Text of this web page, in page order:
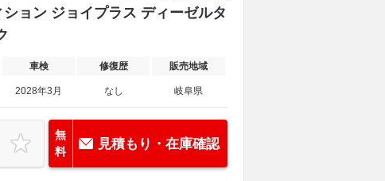
ョン ジョイプラス ディーゼルタ
車検 修復歴 販売地域
2028年3月 なし 岐阜県
無
料
見積もり・在庫確認